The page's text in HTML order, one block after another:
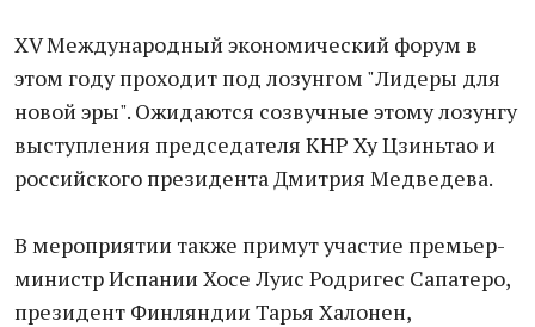
XV Международный экономический форум в
этом году проходит под лозунгом "Лидеры для
новой эры". Ожидаются созвучные этому лозунгу
выступления председателя КНР Ху Цзиньтао и
российского президента Дмитрия Медведева.
В мероприятии также примут участие премьер-
министр Испании Хосе Луис Родригес Сапатеро,
президент Финляндии Тарья Халонен,